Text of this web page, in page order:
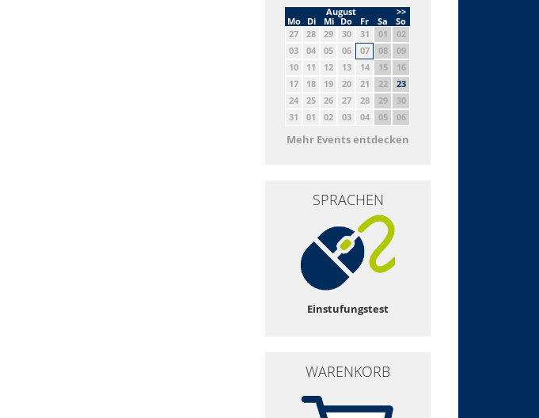
>>
August
Mo
Di Mi Do Fr Sa
So
27
28 29 30 31 01
02
03
04 05 06 07 08
09
10
11 12 13 14 15
16
17
18 19 20 21 22
23
24
25 26 27 28 29
30
31
01 02 03 04 05 06
Mehr Events entdecken
SPRACHEN
Einstufungstest
WARENKORB